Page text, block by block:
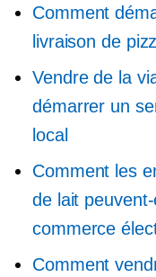
Comment
livraison de
Vendre de la
démarrer un
local
Comment les
de lait
commerce
Comment